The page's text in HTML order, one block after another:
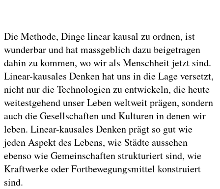
Die Methode, Dinge linear kausal zu ordnen, ist
wunderbar und hat massgeblich dazu beigetragen
dahin zu kommen, wo wir als Menschheit jetzt sind.
Linear-kausales Denken hat uns in die Lage versetzt,
nicht nur die Technologien zu entwickeln, die heute
weitestgehend unser Leben weltweit prägen, sondern
auch die Gesellschaften und Kulturen in denen wir
leben. Linear-kausales Denken prägt so gut wie
jeden Aspekt des Lebens, wie Städte aussehen
ebenso wie Gemeinschaften strukturiert sind, wie
Kraftwerke oder Fortbewegungsmittel konstruiert
sind.